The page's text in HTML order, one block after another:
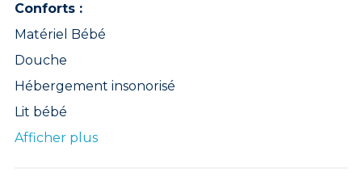
Conforts :
Matériel Bébé
Douche
Hébergement insonorisé
Lit bébé
Afficher plus